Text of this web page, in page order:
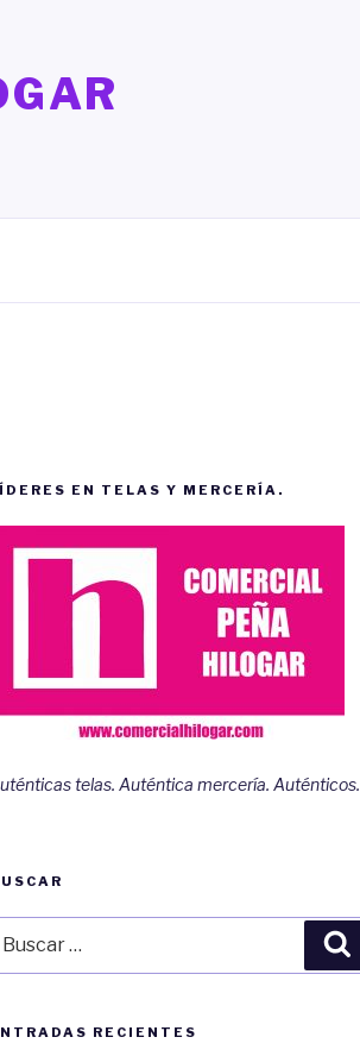
EN TELAS Y MERCERÍA.
telas. Auténtica mercería. Auténticos.
RECIENTES